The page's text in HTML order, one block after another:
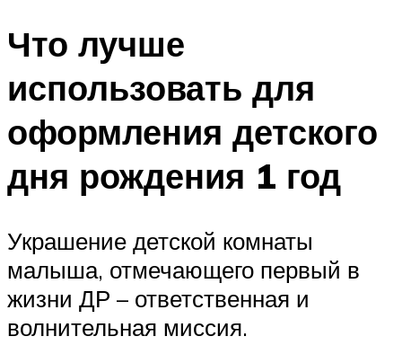
Что лучше
использовать для
оформления детского
дня рождения 1 год
Украшение детской комнаты
малыша, отмечающего первый в
жизни ДР – ответственная и
волнительная миссия.